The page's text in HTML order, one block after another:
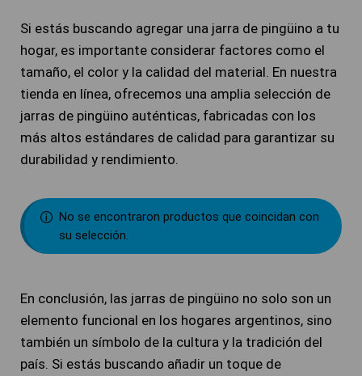
Si estás buscando agregar una jarra de pingüino a tu
hogar, es importante considerar factores como el
tamaño, el color y la calidad del material. En nuestra
tienda en línea, ofrecemos una amplia selección de
jarras de pingüino auténticas, fabricadas con los
más altos estándares de calidad para garantizar su
durabilidad y rendimiento.
No se encontraron productos que coincidan con
su selección.
En conclusión, las jarras de pingüino no solo son un
elemento funcional en los hogares argentinos, sino
también un símbolo de la cultura y la tradición del
país. Si estás buscando añadir un toque de